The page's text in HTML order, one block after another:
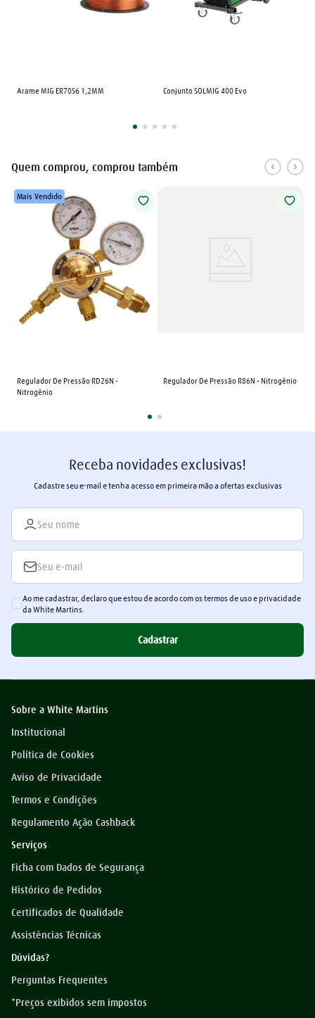
Arame MIG ER70S6 1,2MM Conjunto SOLMIG 400 Evo
Quem comprou, comprou também
Mais Vendido
Regulador De Pressão RD26N -
Nitrogênio
Regulador De Pressão R86N - Nitrogênio
Receba novidades exclusivas!
Cadastre seu e-mail e tenha acesso em primeira mão a ofertas exclusivas
Ao me cadastrar, declaro que estou de acordo com os termos de uso e privacidade
da White Martins.
Cadastrar
Sobre a White Martins
Institucional
Política de Cookies
Aviso de Privacidade
Termos e Condições
Regulamento Ação Cashback
Serviços
Ficha com Dados de Segurança
Histórico de Pedidos
Certificados de Qualidade
Assistências Técnicas
Dúvidas?
Perguntas Frequentes
*Preços exibidos sem impostos